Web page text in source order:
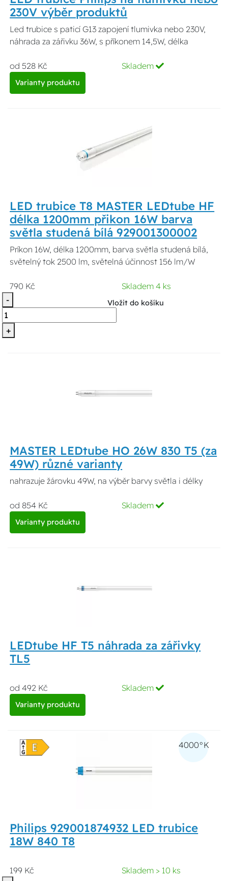
230V výběr produktů
Led trubice s paticí G13 zapojení tlumivka nebo 230V,
náhrada za zářivku 36W, s příkonem 14,5W, délka
od 528 Kč Skladem
Varianty produktu
LED trubice T8 MASTER LEDtube HF
délka 1200mm přikon 16W barva
světla studená bílá 929001300002
Príkon 16W, délka 1200mm, barva světla studená bílá,
světelný tok 2500 lm, světelná účinnost 156 lm/W
790 Kč
Skladem 4 ks
-
+
Vložit do košíku
MASTER LEDtube HO 26W 830 T5 (za
49W) různé varianty
nahrazuje žárovku 49W, na výběr barvy světla i délky
od 854 Kč Skladem
Varianty produktu
LEDtube HF T5 náhrada za zářivky
TL5
od 492 Kč Skladem
Varianty produktu
4000°K
Philips 929001874932 LED trubice
18W 840 T8
199 Kč
Skladem > 10 ks